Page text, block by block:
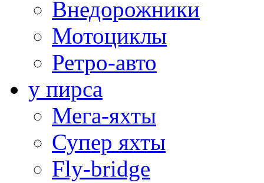
Внедорожники
Мотоциклы
Ретро-авто
у пирса
Мега-яхты
Супер яхты
Fly-bridge